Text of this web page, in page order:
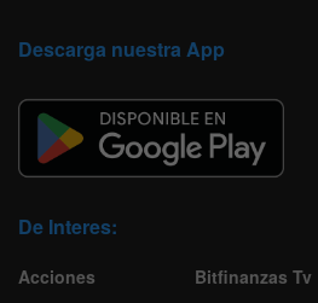
Descarga nuestra App
De Interes:
Acciones
Bitfinanzas Tv